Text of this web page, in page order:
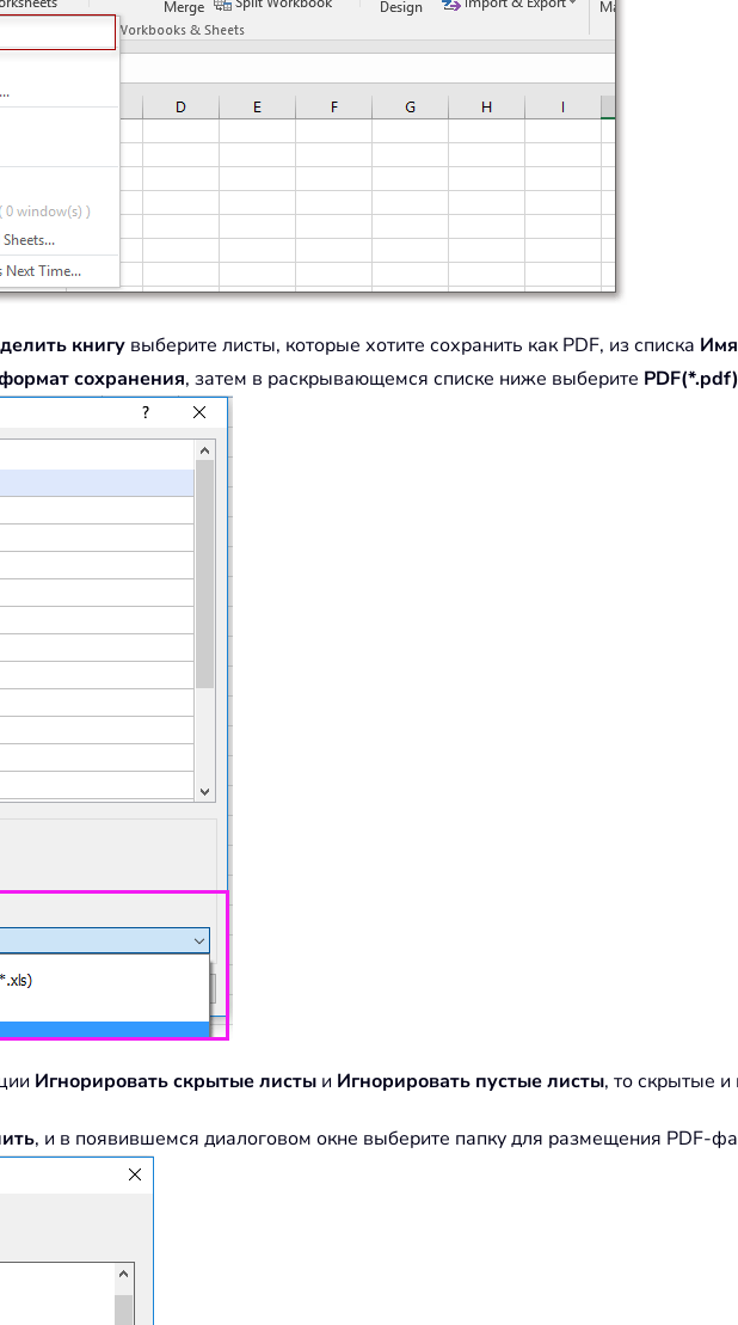
книгу выберите листы, которые хотите сохранить как PDF, из списка
сохранения, затем в раскрывающемся списке ниже выберите PDF(*.pdf)
Игнорировать скрытые листы и Игнорировать пустые листы, то скрытые
, и в появившемся диалоговом окне выберите папку для размещения PDF-